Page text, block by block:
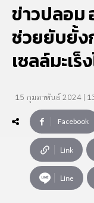
ข่าวปลอม
ช่วยยับยั้ง
เซลล์มะเร็
15 กุมภาพันธ์ 2024 |
Facebook
Link
Line